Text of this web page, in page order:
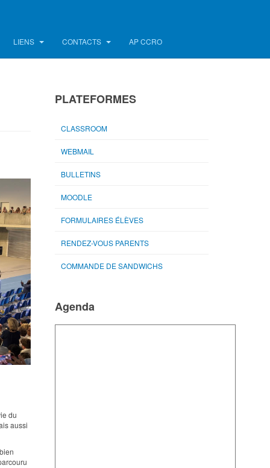
LIENS CONTACTS AP CCRO
du
aussi
PLATEFORMES
CLASSROOM
WEBMAIL
BULLETINS
MOODLE
FORMULAIRES ÉLÈVES
RENDEZ-VOUS PARENTS
COMMANDE DE SANDWICHS
Agenda